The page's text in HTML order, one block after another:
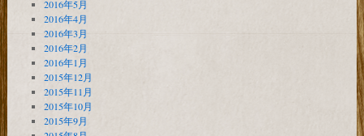
2016年5月
2016年4月
2016年3月
2016年2月
2016年1月
2015年12月
2015年11月
2015年10月
2015年9月